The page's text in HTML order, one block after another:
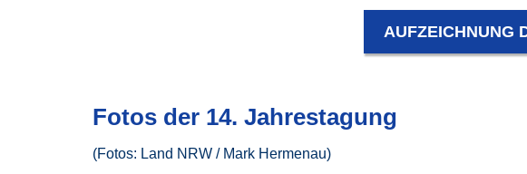
AUFZEICHNUNG
Fotos der 14. Jahrestagung
(Fotos: Land NRW / Mark Hermenau)